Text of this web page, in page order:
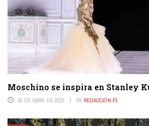
Moschino se inspira en Stanley
18 DE ABRIL DE 2022 BY REDACCIÓN P1